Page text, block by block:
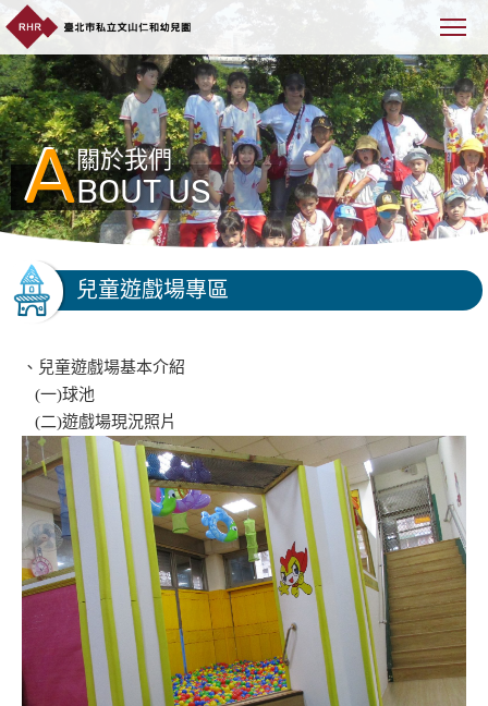
ABOUT US
關於我們
兒童遊戲場專區
、兒童遊戲場基本介紹
(一)球池
(二)遊戲場現況照片